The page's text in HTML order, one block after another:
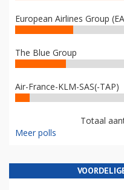
European Airlines Group
The Blue Group
Air-France-KLM-SAS(-TAP)
Totaal
Meer polls